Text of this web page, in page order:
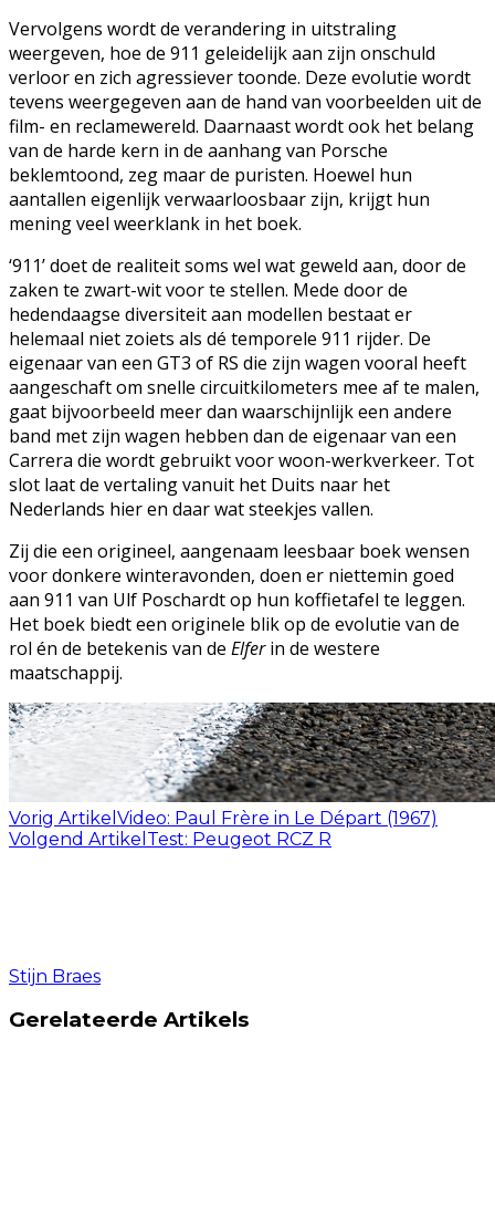
Vervolgens wordt de verandering in uitstraling
weergeven, hoe de 911 geleidelijk aan zijn onschuld
verloor en zich agressiever toonde. Deze evolutie wordt
tevens weergegeven aan de hand van voorbeelden uit de
film- en reclamewereld. Daarnaast wordt ook het belang
van de harde kern in de aanhang van Porsche
beklemtoond, zeg maar de puristen. Hoewel hun
aantallen eigenlijk verwaarloosbaar zijn, krijgt hun
mening veel weerklank in het boek.
‘911’ doet de realiteit soms wel wat geweld aan, door de
zaken te zwart-wit voor te stellen. Mede door de
hedendaagse diversiteit aan modellen bestaat er
helemaal niet zoiets als dé temporele 911 rijder. De
eigenaar van een GT3 of RS die zijn wagen vooral heeft
aangeschaft om snelle circuitkilometers mee af te malen,
gaat bijvoorbeeld meer dan waarschijnlijk een andere
band met zijn wagen hebben dan de eigenaar van een
Carrera die wordt gebruikt voor woon-werkverkeer. Tot
slot laat de vertaling vanuit het Duits naar het
Nederlands hier en daar wat steekjes vallen.
Zij die een origineel, aangenaam leesbaar boek wensen
voor donkere winteravonden, doen er niettemin goed
aan 911 van Ulf Poschardt op hun koffietafel te leggen.
Het boek biedt een originele blik op de evolutie van de
rol én de betekenis van de Elferin de westere
maatschappij.
Vorig Artikel Video: Paul Frère in Le Départ (1967)
Volgend Artikel Test: Peugeot RCZ R
Stijn Braes
Gerelateerde Artikels